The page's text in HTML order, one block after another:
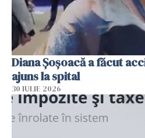
Diana Șoșoacă a făcut
ajuns la spital
30 IULIE 2026